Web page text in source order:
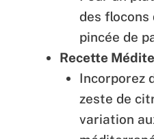
des flocons
pincée de
Recette
Incorporez
zeste de
variation